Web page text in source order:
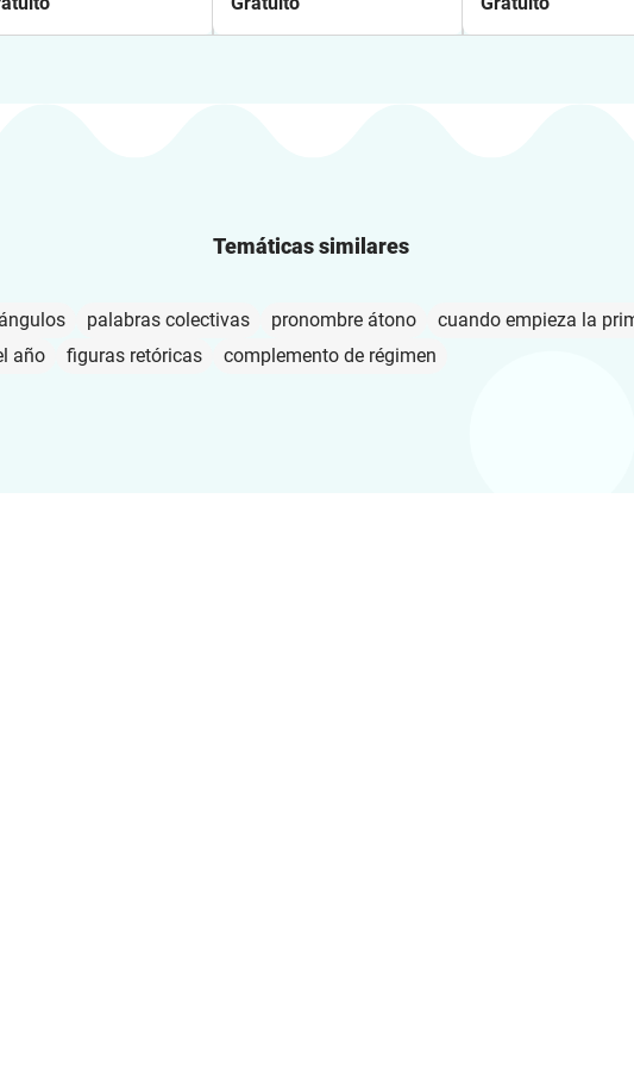
Temáticas similares
palabras colectivas pronombre átono cuando empieza la
año figuras retóricas complemento de régimen